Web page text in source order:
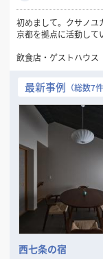
初めまして。クサノユ
京都を拠点に活動して
飲食店・ゲストハウス
携わってまいりました。
こじんまりとした事
柔軟かつ丁寧に対応い
どうぞよろしくお願
最新事例 （総数7件
西七条の宿